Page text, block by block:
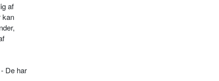
af
kan
De har